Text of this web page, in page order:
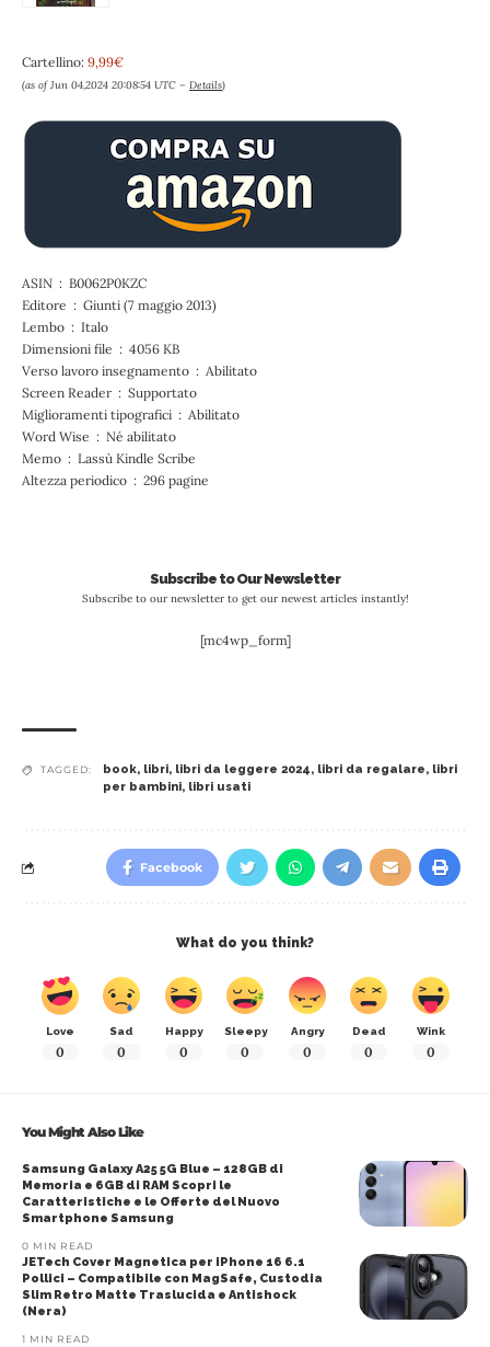
Cartellino: 9,99€
(as of Jun 04,2024 20:08:54 UTC – Details)
ASIN ‏ : ‎ B0062P0KZC
Editore ‏ : ‎ Giunti (7 maggio 2013)
Lembo ‏ : ‎ Italo
Dimensioni file ‏ : ‎ 4056 KB
Verso lavoro insegnamento ‏ : ‎ Abilitato
Screen Reader ‏ : ‎ Supportato
Miglioramenti tipografici ‏ : ‎ Abilitato
Word Wise ‏ : ‎ Né abilitato
Memo ‏ : ‎ Lassù Kindle Scribe
Altezza periodico ‏ : ‎ 296 pagine
Subscribe to Our Newsletter
Subscribe to our newsletter to get our newest articles instantly!
[mc4wp_form]
TAGGED: book, libri, libri da leggere 2024, libri da regalare, libri
per bambini, libri usati
Facebook
What do you think?
Love
0
Sad
0
Happy
0
Sleepy
0
Angry
0
Dead
0
Wink
0
You Might Also Like
Samsung Galaxy A25 5G Blue – 128GB di
Memoria e 6GB di RAM Scopri le
Caratteristiche e le Offerte del Nuovo
Smartphone Samsung
0 MIN READ
JETech Cover Magnetica per iPhone 16 6.1
Pollici – Compatibile con MagSafe, Custodia
Slim Retro Matte Traslucida e Antishock
(Nera)
1 MIN READ